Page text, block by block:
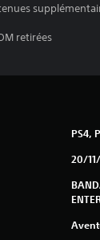
retirées
PS4,
20/